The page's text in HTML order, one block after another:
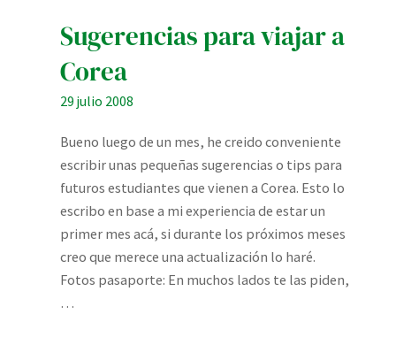
Sugerencias para viajar a
Corea
29 julio 2008
Bueno luego de un mes, he creido conveniente
escribir unas pequeñas sugerencias o tips para
futuros estudiantes que vienen a Corea. Esto lo
escribo en base a mi experiencia de estar un
primer mes acá, si durante los próximos meses
creo que merece una actualización lo haré.
Fotos pasaporte: En muchos lados te las piden,
…